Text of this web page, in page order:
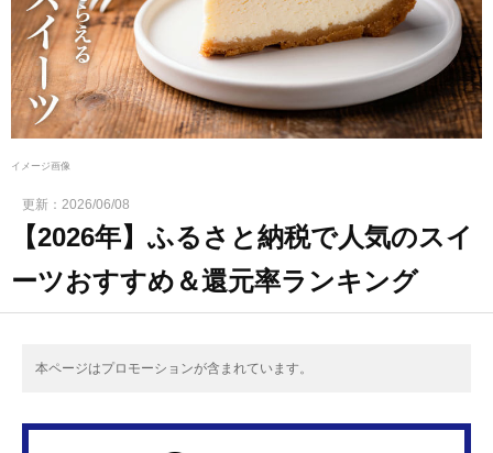
イメージ画像
更新： 2026/06/08
【2026年】ふるさと納税で人気のスイ
ーツおすすめ＆還元率ランキング
本ページはプロモーションが含まれています。